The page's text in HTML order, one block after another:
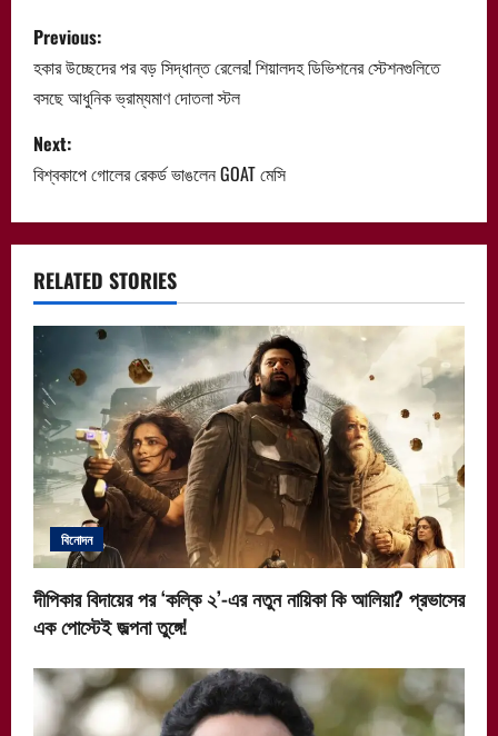
P
o
s
t
n
a
v
i
g
a
t
i
o
n
Previous:
হকার উচ্ছেদের পর বড় সিদ্ধান্ত রেলের! শিয়ালদহ ডিভিশনের স্টেশনগুলিতে
বসছে আধুনিক ভ্রাম্যমাণ দোতলা স্টল
Next:
বিশ্বকাপে গোলের রেকর্ড ভাঙলেন GOAT মেসি
RELATED STORIES
বিনোদন
দীপিকার বিদায়ের পর ‘কল্কি ২’-এর নতুন নায়িকা কি আলিয়া? প্রভাসের
এক পোস্টেই জল্পনা তুঙ্গে!